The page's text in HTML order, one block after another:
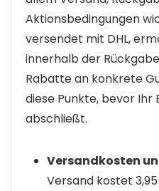
Aktionsbedingungen
versendet mit DHL,
innerhalb der
Rabatte an konkrete
diese Punkte, bevor Ihr
abschließt.
Versandkosten
Versand kostet